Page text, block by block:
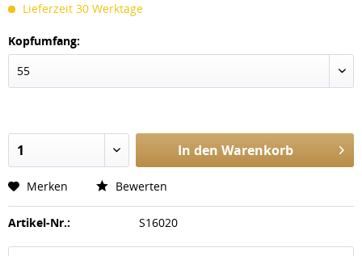
Lieferzeit 30 Werktage
Kopfumfang:
In den Warenkorb
Merken Bewerten
Artikel-Nr.: S16020